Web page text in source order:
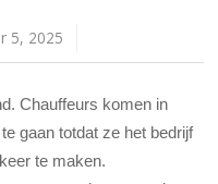
5, 2025
Chauffeurs komen in
gaan totdat ze het bedrijf
te maken.